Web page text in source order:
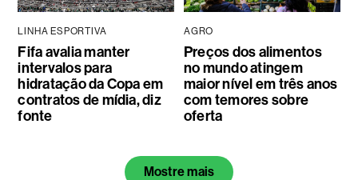
LINHA ESPORTIVA
Fifa avalia manter
intervalos para
hidratação da Copa em
contratos de mídia, diz
fonte
AGRO
Preços dos alimentos
no mundo atingem
maior nível em três anos
com temores sobre
oferta
Mostre mais